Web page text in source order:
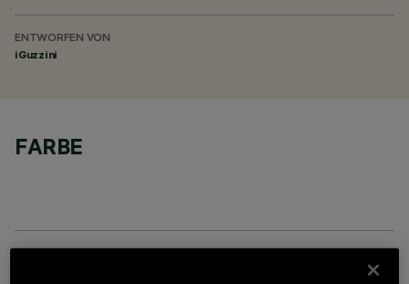
ENTWORFEN VON
iGuzzini
FARBE